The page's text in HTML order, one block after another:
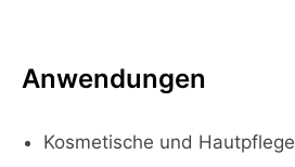
Anwendungen
Kosmetische und